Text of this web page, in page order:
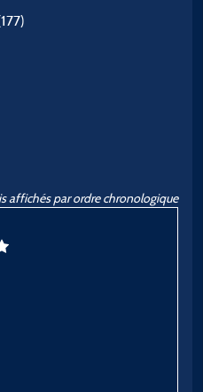
affichés par ordre chronologique